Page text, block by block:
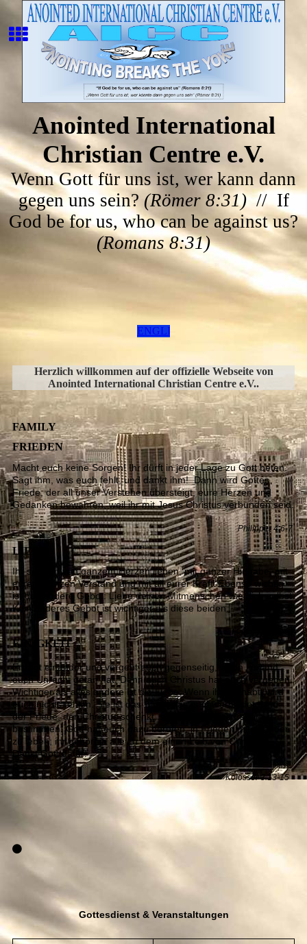
Anointed International
Christian Centre e.V.
Wenn Gott für uns ist, wer kann dann
gegen uns sein? (Römer 8:31)// If
God be for us, who can be against us?
(Romans 8:31)
ENGLISH
Herzlich willkommen auf der offizielle Webseite von
Anointed International Christian Centre e.V..
FAMILY
FRIEDEN
Macht euch keine Sorgen! Ihr dürft in jeder Lage zu Gott beten.
Sagt ihm, was euch fehlt, und dankt ihm! Dann wird Gottes
Friede, der all unser Verstehen übersteigt, eure Herzen und
Gedanken bewahren, weil ihr mit Jesus Christus verbunden seid.
Philipper 4:6-7
LIEBE
Ihr sollt ihn von ganzem Herzen lieben, mit ganzer Hingabe, mit
eurem ganzen Verstand und mit all eurer Kraft. Ebenso wichtig
ist das andere Gebot: Liebe deinen Mitmenschen wie dich selbst.
Kein anderes Gebot ist wichtiger als diese beiden.
Markus 12:30-31
EINIGKEIT
Ertragt einander und vergebt euch gegenseitig, wenn jemand
euch Unrecht getan hat. Denn auch Christus hat euch vergeben.
Wichtiger als alles andere ist die Liebe. Wenn ihr sie habt, wird
euch nichts fehlen. Sie ist das Band, das euch verbindet. Und
der Friede, den Christus schenkt, soll euer ganzes Leben
bestimmen. Gott hat euch dazu berufen, in Frieden miteinander
zu leben; ihr gehört ja alle zu dem einen Leib von Christus.
Dankt Gott dafür!
Kolosser 3:13-15
Gottesdienst & Veranstaltungen